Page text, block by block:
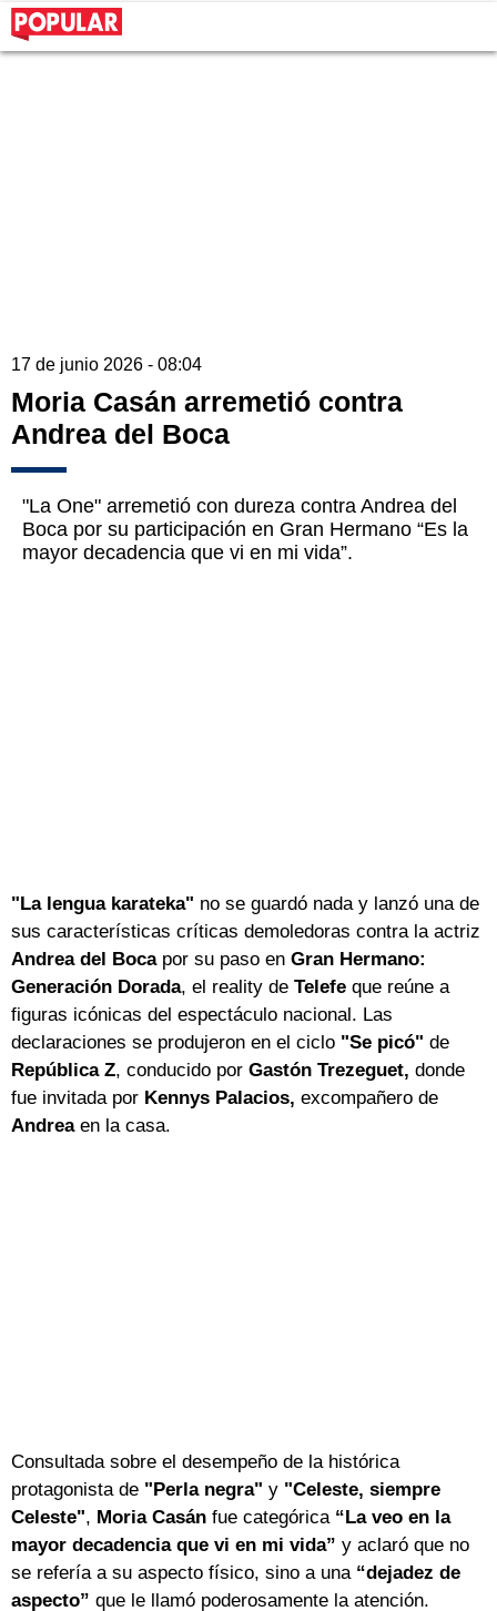
17 de junio 2026 - 08:04
Moria Casán arremetió contra
Andrea del Boca
"La One" arremetió con dureza contra Andrea del
Boca por su participación en Gran Hermano “Es la
mayor decadencia que vi en mi vida”.
"La lengua karateka" no se guardó nada y lanzó una de
sus características críticas demoledoras contra la actriz
Andrea del Boca por su paso en Gran Hermano:
Generación Dorada, el reality de Telefe que reúne a
figuras icónicas del espectáculo nacional. Las
declaraciones se produjeron en el ciclo "Se picó" de
República Z, conducido por Gastón Trezeguet, donde
fue invitada por Kennys Palacios, excompañero de
Andreaen la casa.
Consultada sobre el desempeño de la histórica
protagonista de "Perla negra" y "Celeste, siempre
Celeste", Moria Casán fue categórica “La veo en la
mayor decadencia que vi en mi vida” y aclaró que no
se refería a su aspecto físico, sino a una “dejadez de
aspecto” que le llamó poderosamente la atención.